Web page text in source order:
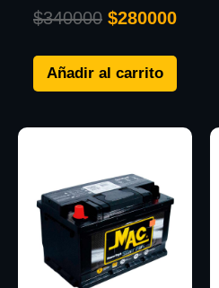
$340000 $280000
Añadir al carrito